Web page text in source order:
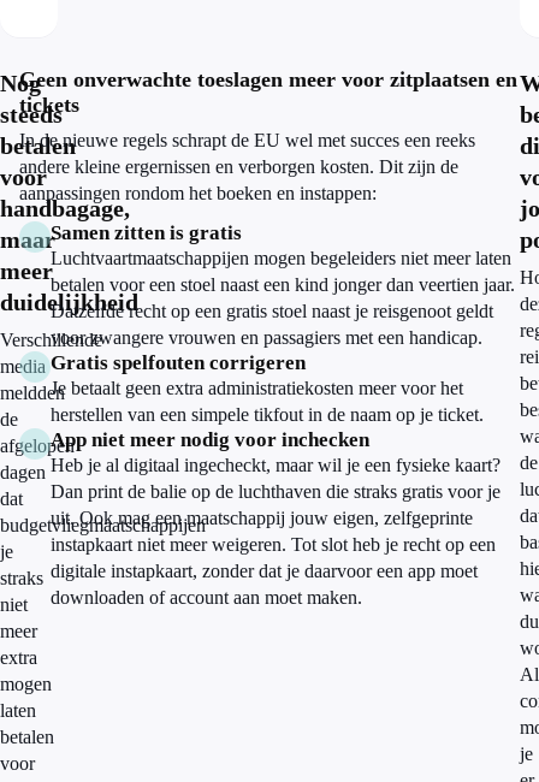
Nog
steeds
betalen
voor
handbagage,
maar
meer
duidelijkheid
Verschillende
media
meldden
de
afgelopen
dagen
dat
budgetvliegmaatschappijen
je
straks
niet
meer
extra
mogen
laten
betalen
voor
Geen onverwachte toeslagen meer voor zitplaatsen en
tickets
In de nieuwe regels schrapt de EU wel met succes een reeks
andere kleine ergernissen en verborgen kosten. Dit zijn de
aanpassingen rondom het boeken en instappen:
Samen zitten is gratis
Luchtvaartmaatschappijen mogen begeleiders niet meer laten
betalen voor een stoel naast een kind jonger dan veertien jaar.
Datzelfde recht op een gratis stoel naast je reisgenoot geldt
voor zwangere vrouwen en passagiers met een handicap.
Gratis spelfouten corrigeren
Je betaalt geen extra administratiekosten meer voor het
herstellen van een simpele tikfout in de naam op je ticket.
App niet meer nodig voor inchecken
Heb je al digitaal ingecheckt, maar wil je een fysieke kaart?
Dan print de balie op de luchthaven die straks gratis voor je
uit. Ook mag een maatschappij jouw eigen, zelfgeprinte
instapkaart niet meer weigeren. Tot slot heb je recht op een
digitale instapkaart, zonder dat je daarvoor een app moet
downloaden of account aan moet maken.
de
je